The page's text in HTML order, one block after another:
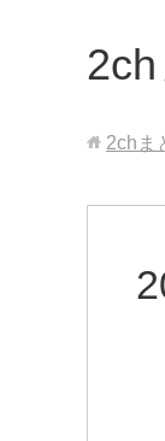
2chま